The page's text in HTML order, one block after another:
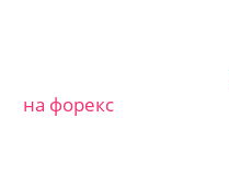
на форекс